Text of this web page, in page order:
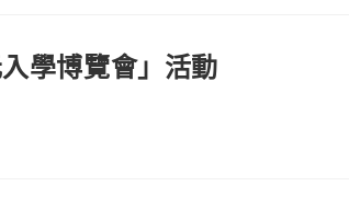
學博覽會」活動